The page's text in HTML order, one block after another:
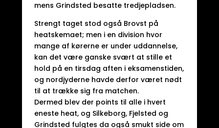
mens Grindsted besatte tredjepladsen.
Strengt taget stod også Brovst på
heatskemaet; men i en division hvor
mange af kørerne er under uddannelse,
kan det være ganske svært at stille et
hold på en tirsdag aften i eksamenstiden,
og nordjyderne havde derfor været nødt
til at trække sig fra matchen.
Dermed blev der points til alle i hvert
eneste heat, og Silkeborg, Fjelsted og
Grindsted fulgtes da også smukt side om